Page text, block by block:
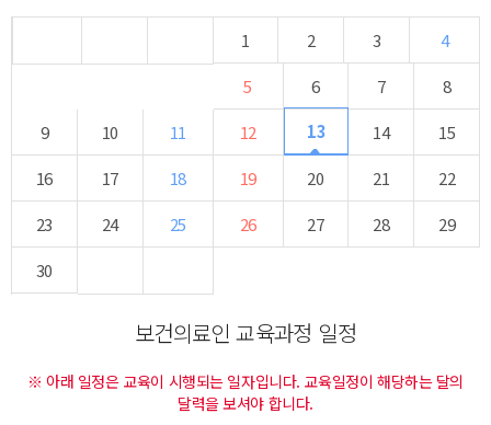
1 2 3
4
5
6 7
8
9
10 11 12 13 14
15
16
17 18 19 20 21
22
23
24 25 26 27 28
29
30
보건의료인 교육과정 일정
※ 아래 일정은 교육이 시행되는 일자입니다. 교육일정이 해당하는 달의
달력을 보셔야 합니다.